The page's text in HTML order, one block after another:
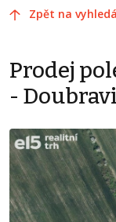
Zpět na
Prodej
-